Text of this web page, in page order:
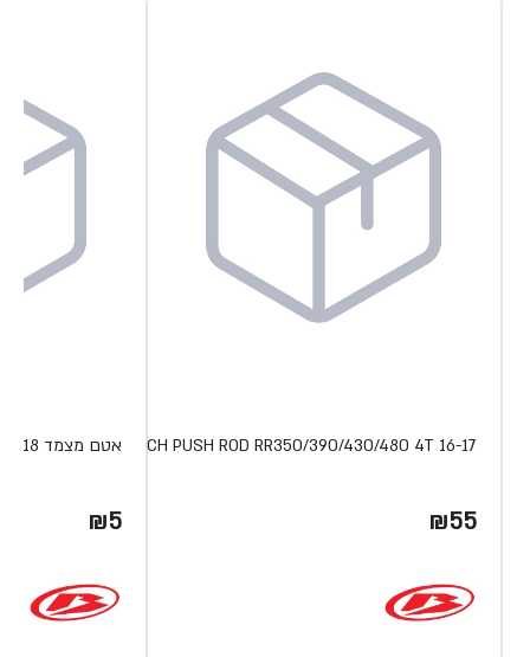
CLUTCH PUSH ROD RR350/390/430/480 4T 16-17
₪55
אטם מצמד XTRAINER 18
₪5